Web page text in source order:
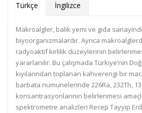
Türkçe İngilizce
Makroalgler, balık yemi ve gıda
biyoorganizmalardır. Ayrıca
radyoaktif kirlilik düzeylerinin
yararlanılır. Bu çalışmada Türkiye’nin
kıyılarından toplanan kahverengi bir
barbata numunelerinde 226Ra, 232Th,
konsantrasyonlarının belirlenmesi
spektrometre analizleri Recep Tayyip